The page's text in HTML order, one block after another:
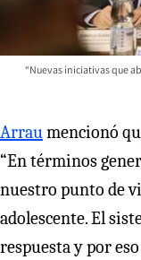
“Nuevas iniciativas que
Arraumencionó
“En términos
nuestro punto de
adolescente. El
respuesta y por